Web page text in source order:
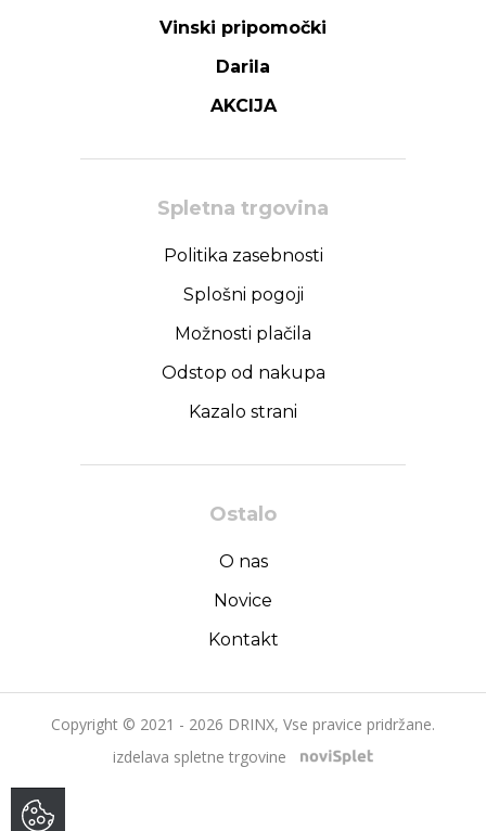
Vinski pripomočki
Darila
AKCIJA
Spletna trgovina
Politika zasebnosti
Splošni pogoji
Možnosti plačila
Odstop od nakupa
Kazalo strani
Ostalo
O nas
Novice
Kontakt
Copyright © 2021 - 2026 DRINX, Vse pravice pridržane.
izdelava spletne trgovine